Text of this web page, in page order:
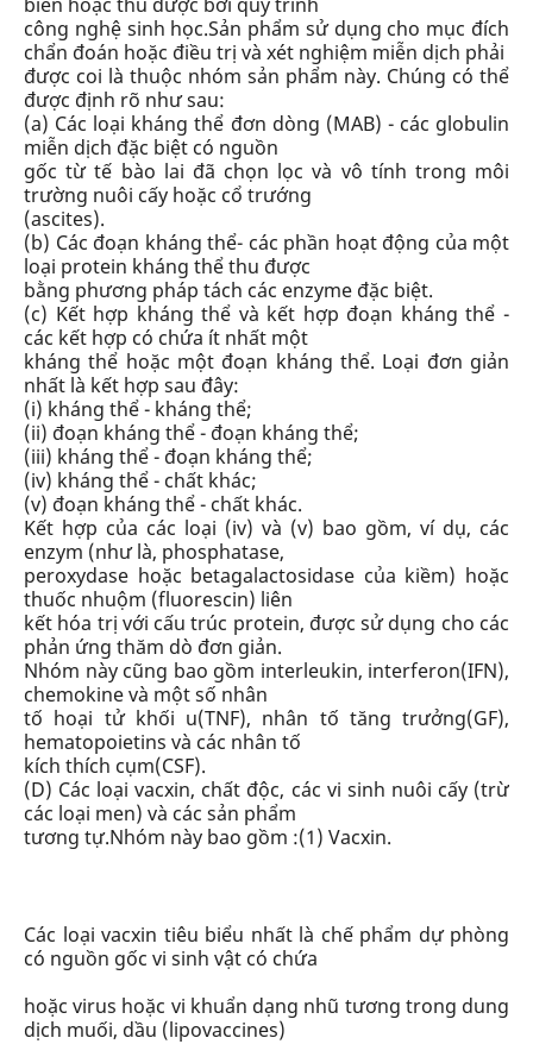
công nghệ sinh học.Sản phẩm sử dụng cho mục đích
chẩn đoán hoặc điều trị và xét nghiệm miễn dịch phải
được coi là thuộc nhóm sản phẩm này. Chúng có thể
được định rõ như sau:
(a) Các loại kháng thể đơn dòng (MAB) - các globulin
miễn dịch đặc biệt có nguồn
gốc từ tế bào lai đã chọn lọc và vô tính trong môi
trường nuôi cấy hoặc cổ trướng
(ascites).
(b) Các đoạn kháng thể- các phần hoạt động của một
loại protein kháng thể thu được
bằng phương pháp tách các enzyme đặc biệt.
(c) Kết hợp kháng thể và kết hợp đoạn kháng thể-
các kết hợp có chứa ít nhất một
kháng thể hoặc một đoạn kháng thể. Loại đơn giản
nhất là kết hợp sau đây:
(i) kháng thể - kháng thể;
(ii) đoạn kháng thể - đoạn kháng thể;
(iii) kháng thể - đoạn kháng thể;
(iv) kháng thể - chất khác;
(v) đoạn kháng thể - chất khác.
Kết hợp của các loại (iv) và (v) bao gồm, ví dụ, các
enzym (như là, phosphatase,
peroxydase hoặc betagalactosidase của kiềm) hoặc
thuốc nhuộm (fluorescin) liên
kết hóa trị với cấu trúc protein, được sử dụng cho các
phản ứng thăm dò đơn giản.
Nhóm này cũng bao gồm interleukin, interferon(IFN),
chemokine và một số nhân
tố hoại tử khối u(TNF), nhân tố tăng trưởng(GF),
hematopoietins và các nhân tố
kích thích cụm(CSF).
(D) Các loại vacxin, chất độc, các vi sinh nuôi cấy (trừ
các loại men) và các sản phẩm
tương tự.Nhóm này bao gồm :(1) Vacxin.
Các loại vacxin tiêu biểu nhất là chế phẩm dự phòng
có nguồn gốc vi sinh vật có chứa
hoặc virus hoặc vi khuẩn dạng nhũ tương trong dung
dịch muối, dầu (lipovaccines)